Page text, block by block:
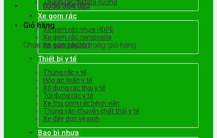
0356 364 023
Giỏ hàng
Chưa có sản phẩm trong giỏ hàng.
Thùng rác đá hoa cương
Xe gom rác
Xe gom rác nhựa HDPE
Xe gom rác composite
Xe gom rác tôn
Thiết bị y tế
Thùng rác y tế
Hộp an toàn y tế
Xô đựng rác thải y tế
Túi đựng rác y tế
Xe thu gom rác bệnh viện
Thùng vận chuyển chất thải y tế
Xe đẩy dọn vệ sinh
Bao bì nhựa